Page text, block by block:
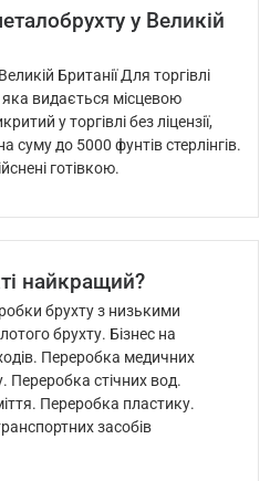
у Великій
Британії Для торгівлі
яка видається місцевою
у торгівлі без ліцензії,
до 5000 фунтів стерлінгів.
готівкою.
найкращий?
брухту з низькими
брухту. Бізнес на
Переробка медичних
Переробка стічних вод.
Переробка пластику.
засобів